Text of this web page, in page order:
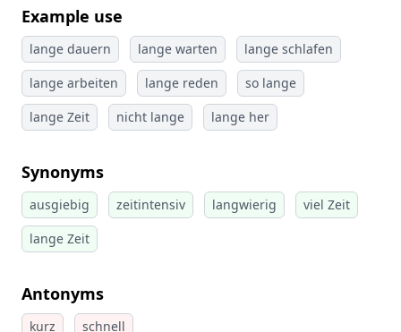
Example use
lange dauern lange warten
lange schlafen
lange arbeiten
lange reden
so lange
lange Zeit
nicht lange lange her
Synonyms
ausgiebig zeitintensiv langwierig
viel Zeit
lange Zeit
Antonyms
kurz schnell